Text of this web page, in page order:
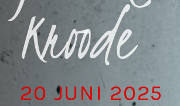
Kroode
20 JUNI 2025